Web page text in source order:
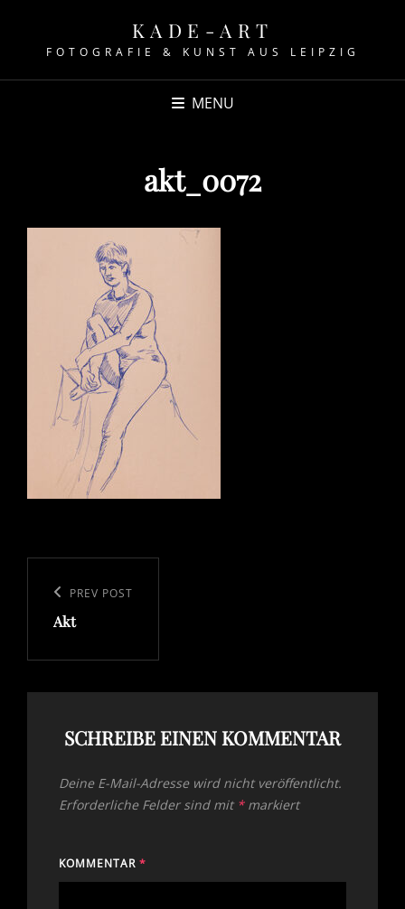
KADE-ART
FOTOGRAFIE & KUNST AUS LEIPZIG
MENU
akt_0072
Previous
Post
PREV POST
Akt
SCHREIBE EINEN KOMMENTAR
Deine E-Mail-Adresse wird nicht veröffentlicht.
Erforderliche Felder sind mit *markiert
KOMMENTAR *